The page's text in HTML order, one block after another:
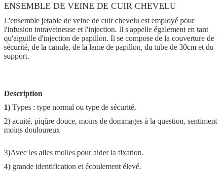
ENSEMBLE DE VEINE DE CUIR CHEVELU
L'ensemble jetable de veine de cuir chevelu est employé pour
l'infusion intraveineuse et l'injection. Il s'appelle également en tant
qu'aiguille d'injection de papillon. Il se compose de la couverture de
sécurité, de la canule, de la lame de papillon, du tube de 30cm et du
support.
Description
1) Types : type normal ou type de sécurité.
2) acuité, piqûre douce, moins de dommages à la question, sentiment
moins douloureux
3)Avec les ailes molles pour aider la fixation.
4) grande identification et écoulement élevé.